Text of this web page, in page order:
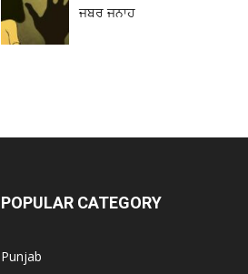
ਜਬਰ ਜਨਾਹ
POPULAR CATEGORY
Punjab